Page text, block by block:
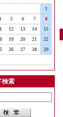
1
5 6 7
8
12 13 14
15
19 20 21
22
26 27 28
29
検索